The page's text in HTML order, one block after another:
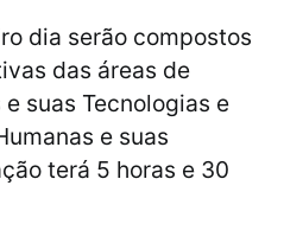
dia serão compostos
das áreas de
suas Tecnologias e
e suas
terá 5 horas e 30